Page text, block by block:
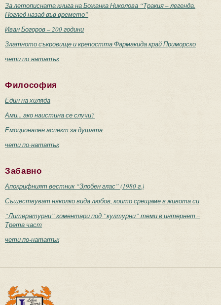
За летописната книга на Божанка Николова “Тракия – легенда.
Поглед назад във времето”
Иван Богоров – 200 години
Златното съкровище и крепостта Фармакида край Приморско
чети по-нататък
Философия
Един на хиляда
Ами... ако наистина се случи?
Емоционален аспект за душата
чети по-нататък
Забавно
Апокрифният вестник “Злобен глас” (1980 г.)
Съществуват няколко вида любов, които срещаме в живота си
“Литературни” коментари под “културни” теми в интернет –
Трета част
чети по-нататък